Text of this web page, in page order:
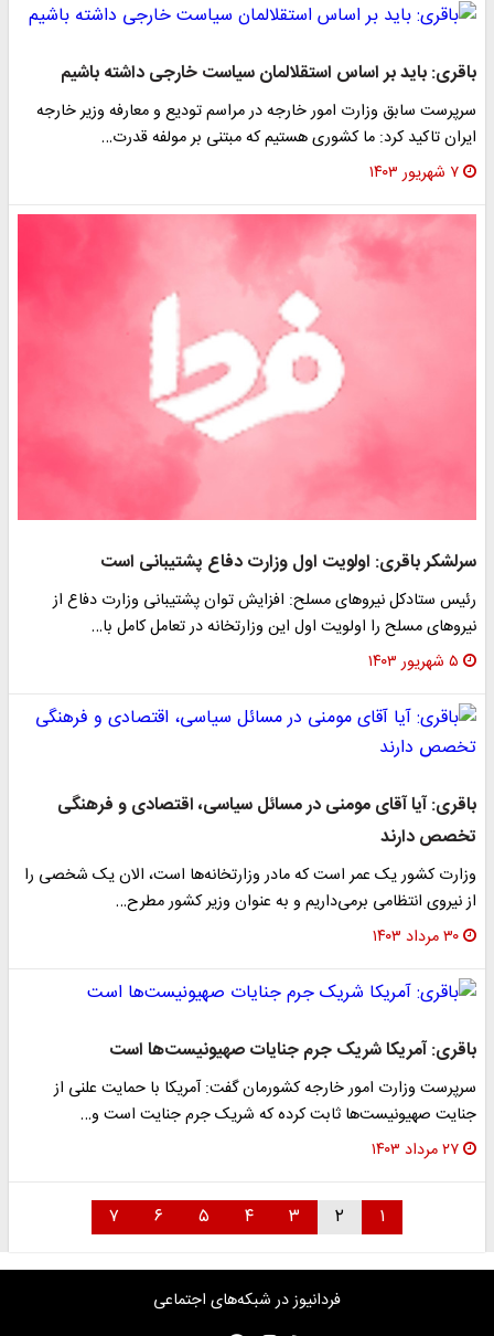
باقری: باید بر اساس استقلالمان سیاست خارجی داشته باشیم
سرپرست سابق وزارت امور خارجه در مراسم تودیع و معارفه وزیر خارجه
ایران تاکید کرد: ما کشوری هستیم که مبتنی بر مولفه قدرت…
۷ شهریور ۱۴۰۳
سرلشکر باقری: اولویت اول وزارت دفاع پشتیبانی است
رئیس ستادکل نیروهای مسلح: افزایش توان پشتیبانی وزارت دفاع از
نیروهای مسلح را اولویت اول این وزارتخانه در تعامل کامل با…
۵ شهریور ۱۴۰۳
باقری: آیا آقای مومنی در مسائل سیاسی، اقتصادی و فرهنگی
تخصص دارند
وزارت کشور یک عمر است که مادر وزارتخانه‌ها است، الان یک شخصی را
از نیروی انتظامی برمی‌داریم و به عنوان وزیر کشور مطرح…
۳۰ مرداد ۱۴۰۳
باقری: آمریکا شریک جرم جنایات صهیونیست‌ها است
سرپرست وزارت امور خارجه کشورمان گفت: آمریکا با حمایت علنی از
جنایت صهیونیست‌ها ثابت کرده که شریک جرم جنایت است و…
۲۷ مرداد ۱۴۰۳
۱ ۲ ۳ ۴ ۵ ۶ ۷
فردانیوز در شبکه‌های اجتماعی